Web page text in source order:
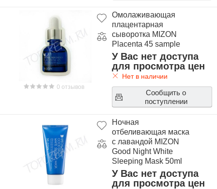
0 отзывов
Омолаживающая
плацентарная
сыворотка MIZON
Placenta 45 sample
У Вас нет доступа
для просмотра цен
Нет в наличии
Сообщить о
поступлении
Ночная
отбеливающая маска
с лавандой MIZON
Good Night White
Sleeping Mask 50ml
У Вас нет доступа
для просмотра цен